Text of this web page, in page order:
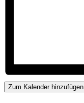
Zum Kalender hinzufügen